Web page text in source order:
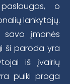
o
lankytojų.
įmonės
ši paroda yra
iš įvairių
puiki proga